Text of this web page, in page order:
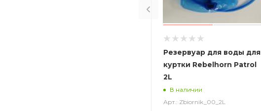
Резервуар для воды для
куртки Rebelhorn Patrol
2L
В наличии
Арт.: Zbiornik_00_2L